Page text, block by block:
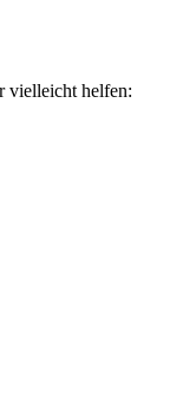
vielleicht helfen: